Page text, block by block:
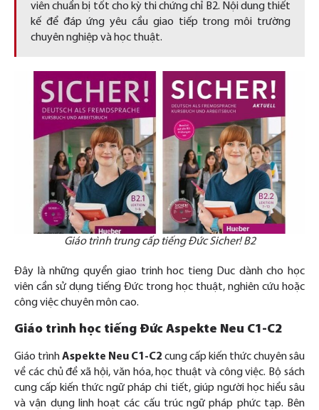
viên chuẩn bị tốt cho kỳ thi chứng chỉ B2. Nội dung thiết
kế để đáp ứng yêu cầu giao tiếp trong môi trường
chuyên nghiệp và học thuật.
Giáo trình trung cấp tiếng Đức Sicher! B2
Đây là những quyển giao trinh hoc tieng Duc dành cho học
viên cần sử dụng tiếng Đức trong học thuật, nghiên cứu hoặc
công việc chuyên môn cao.
Giáo trình học tiếng Đức Aspekte Neu C1-C2
Giáo trìnhAspekte Neu C1-C2 cung cấp kiến thức chuyên sâu
về các chủ đề xã hội, văn hóa, học thuật và công việc. Bộ sách
cung cấp kiến thức ngữ pháp chi tiết, giúp người học hiểu sâu
và vận dụng linh hoạt các cấu trúc ngữ pháp phức tạp. Bên